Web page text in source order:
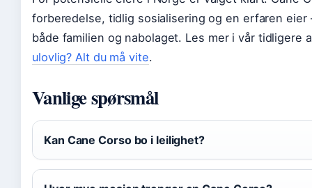
forberedelse, tidlig sosialisering og en erfaren
både familien og nabolaget. Les mer i vår tidligere
ulovlig? Alt du må vite.
Vanlige spørsmål
Kan Cane Corso bo i leilighet?